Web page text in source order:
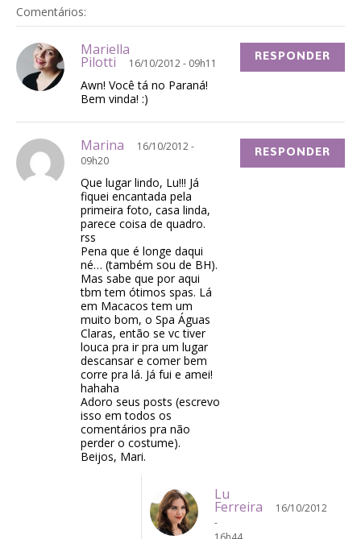
Comentários:
Mariella
Pilotti 16/10/2012 - 09h11
Awn! Você tá no Paraná!
Bem vinda! :)
RESPONDER
Marina
16/10/2012 -
09h20
Que lugar lindo, Lu!!! Já
fiquei encantada pela
primeira foto, casa linda,
parece coisa de quadro.
rss
Pena que é longe daqui
né… (também sou de BH).
Mas sabe que por aqui
tbm tem ótimos spas. Lá
em Macacos tem um
muito bom, o Spa Águas
Claras, então se vc tiver
louca pra ir pra um lugar
descansar e comer bem
corre pra lá. Já fui e amei!
hahaha
Adoro seus posts (escrevo
isso em todos os
comentários pra não
perder o costume).
Beijos, Mari.
RESPONDER
Lu
Ferreira
16/10/2012
-